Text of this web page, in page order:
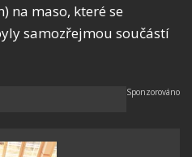
na maso, které se
samozřejmou součástí